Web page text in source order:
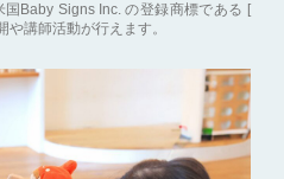
Baby Signs Inc. の登録商標である [
講師活動が行えます。